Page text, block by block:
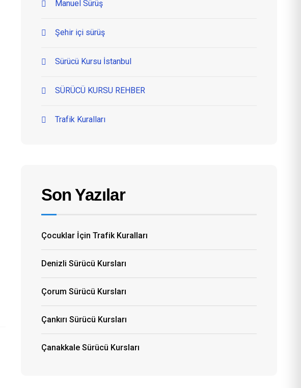
Manuel Sürüş
Şehir içi sürüş
Sürücü Kursu İstanbul
SÜRÜCÜ KURSU REHBER
Trafik Kuralları
Son Yazılar
Çocuklar İçin Trafik Kuralları
Denizli Sürücü Kursları
Çorum Sürücü Kursları
Çankırı Sürücü Kursları
Çanakkale Sürücü Kursları